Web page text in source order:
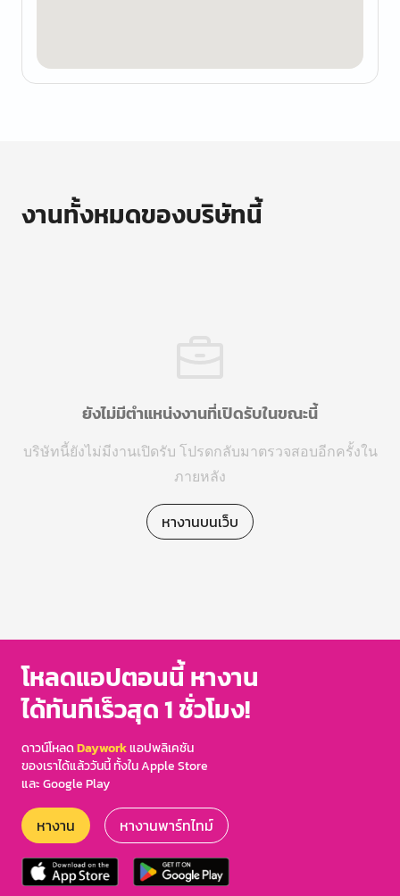
งานทั้งหมดของบริษัทนี้
ยังไม่มีตำแหน่งงานที่เปิดรับในขณะนี้
บริษัทนี้ยังไม่มีงานเปิดรับ โปรดกลับมาตรวจสอบอีกครั้งใน
ภายหลัง
หางานบนเว็บ
โหลดแอปตอนนี้ หางาน
ได้ทันทีเร็วสุด 1 ชั่วโมง!
ดาวน์โหลดDayworkแอปพลิเคชัน
ของเราได้แล้ววันนี้ ทั้งใน Apple Store
และ Google Play
หางาน หางานพาร์ทไทม์